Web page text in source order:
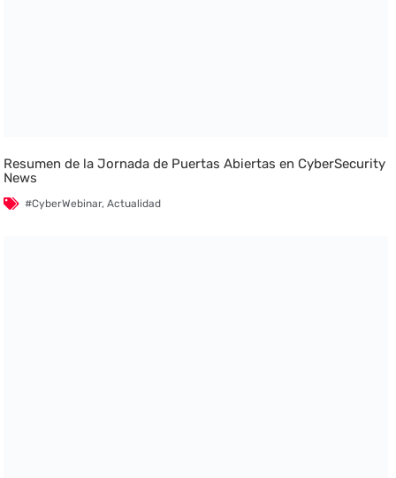
Resumen de la Jornada de Puertas Abiertas en CyberSecurity
News
#CyberWebinar,Actualidad